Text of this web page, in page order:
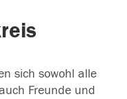
sich sowohl alle
Freunde und